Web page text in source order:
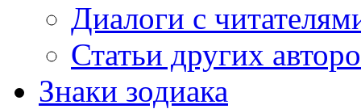
Диалоги с
Статьи других
Знаки зодиака